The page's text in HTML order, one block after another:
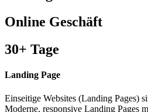
Online Geschäft
30+ Tage
Landing Page
Einseitige Websites (Landing Pages)
Moderne, responsive Landing Pages